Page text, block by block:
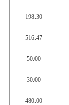
198.30
516.47
50.00
30.00
480.00